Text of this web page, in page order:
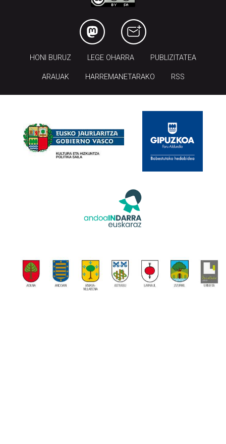
HONI BURUZ LEGE OHARRA PUBLIZITATEA
ARAUAK HARREMANETARAKO RSS